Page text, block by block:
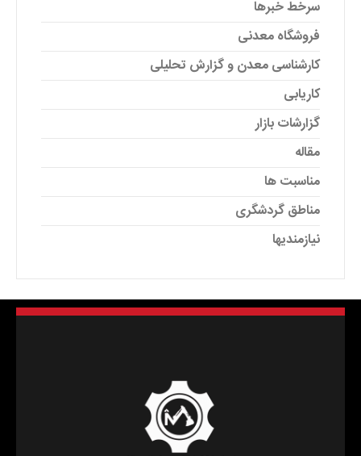
سرخط خبرها
فروشگاه معدنی
کارشناسی معدن و گزارش تحلیلی
کاریابی
گزارشات بازار
مقاله
مناسبت ها
مناطق گردشگری
نیازمندیها